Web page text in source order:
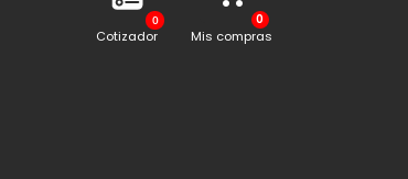
0
Cotizador Mis compras